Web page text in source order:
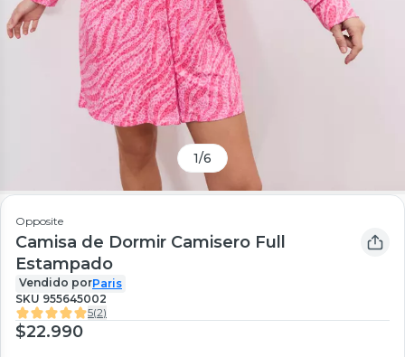
1/6
Opposite
Camisa de Dormir Camisero Full
Estampado
Vendido porParis
SKU 955645002
5(2)
$22.990